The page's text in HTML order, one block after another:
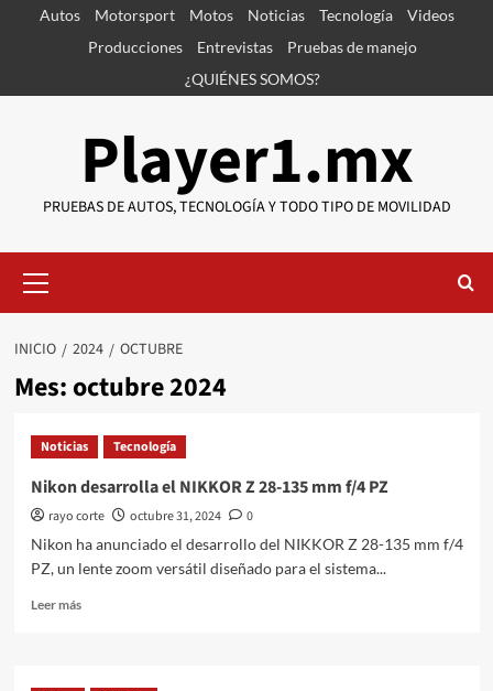
SaltarAutos Motorsport Motos Noticias Tecnología
Videos
Producciones
Entrevistas
Pruebas de manejo
¿QUIÉNES SOMOS?
Player1.mx
PRUEBAS DE AUTOS, TECNOLOGÍA Y TODO TIPO DE MOVILIDAD
primario
INICIO 2024 OCTUBRE
Mes: octubre 2024
Noticias Tecnología
Nikon desarrolla el NIKKOR Z 28-135 mm f/4 PZ
rayo corte octubre 31, 2024
0
Nikon ha anunciado el desarrollo del NIKKOR Z 28-135 mm f/4
PZ, un lente zoom versátil diseñado para el sistema...
Leer másLeer
desarrolla